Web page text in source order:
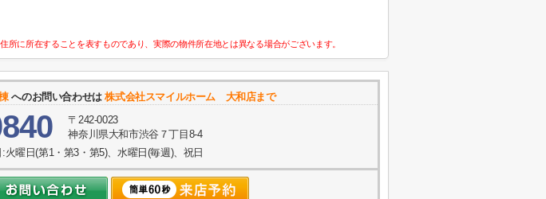
に所在することを表すものであり、実際の物件所在地とは異なる場合がございます。
へのお問い合わせは株式会社スマイルホーム 大和店まで
〒242-0023
神奈川県大和市渋谷７丁目8-4
曜日(第1・第3・第5)、水曜日(毎週)、祝日